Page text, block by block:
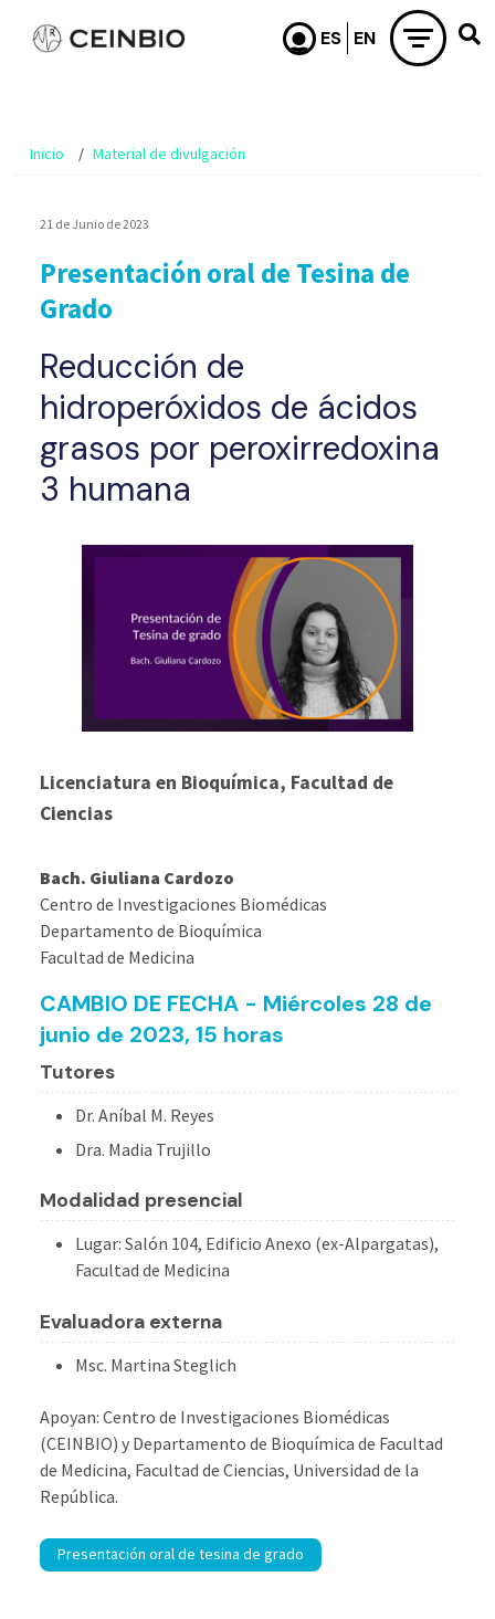
Pasar al contenido principal
Inicio Material de divulgación
21 de Junio de 2023
Presentación oral de Tesina de
Grado
Reducción de
hidroperóxidos de ácidos
grasos por peroxirredoxina
3 humana
Licenciatura en Bioquímica, Facultad de
Ciencias
Bach. Giuliana Cardozo
Centro de Investigaciones Biomédicas
Departamento de Bioquímica
Facultad de Medicina
CAMBIO DE FECHA - Miércoles 28 de
junio de 2023, 15 horas
Tutores
Dr. Aníbal M. Reyes
Dra. Madia Trujillo
Modalidad presencial
Lugar: Salón 104, Edificio Anexo (ex-Alpargatas),
Facultad de Medicina
Evaluadora externa
Msc. Martina Steglich
Apoyan: Centro de Investigaciones Biomédicas
(CEINBIO) y Departamento de Bioquímica de Facultad
de Medicina, Facultad de Ciencias, Universidad de la
República.
Presentación oral de tesina de grado